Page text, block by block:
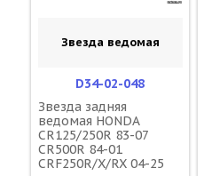
Звезда ведомая
D34-02-048
Звезда задняя
ведомая HONDA
CR125/250R 83-07
CR500R 84-01
CRF250R/X/RX 04-25